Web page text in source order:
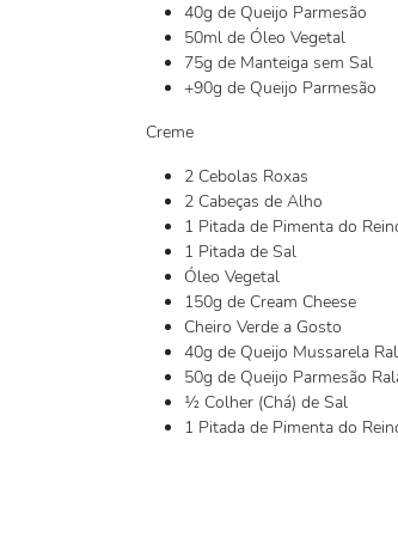
40g de Queijo Parmesão
50ml de Óleo Vegetal
75g de Manteiga sem Sal
+90g de Queijo Parmesão
Creme
2 Cebolas Roxas
2 Cabeças de Alho
1 Pitada de Pimenta do
1 Pitada de Sal
Óleo Vegetal
150g de Cream Cheese
Cheiro Verde a Gosto
40g de Queijo Mussarela
50g de Queijo Parmesão
½ Colher (Chá) de Sal
1 Pitada de Pimenta do